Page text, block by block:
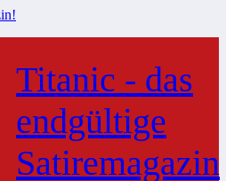
Titanic - das
endgültige
Satiremagazin